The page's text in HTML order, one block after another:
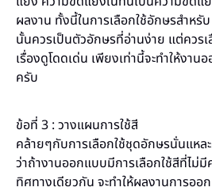
ผลงาน ทั้งนี้ในการเลือกใช้อักษรสำหรั
นั้นควรเป็นตัวอักษรที่อ่านง่าย แต่ควร
เรื่องดูโดดเด่น เพียงเท่านี้จะทำให้งา
ครับ
ข้อที่ 3 : วางแผนการใช้สี
คล้ายๆกับการเลือกใช้ชุดอักษรนั่นแห
ว่าถ้างานออกแบบมีการเลือกใช้สีที่ไม่มี
ทิศทางเดียวกัน จะทำให้ผลงานการอ